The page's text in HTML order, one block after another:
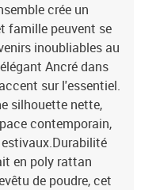
crée un
famille peuvent se
inoubliables au
Ancré dans
sur l'essentiel.
silhouette nette,
contemporain,
en poly rattan
de poudre, cet